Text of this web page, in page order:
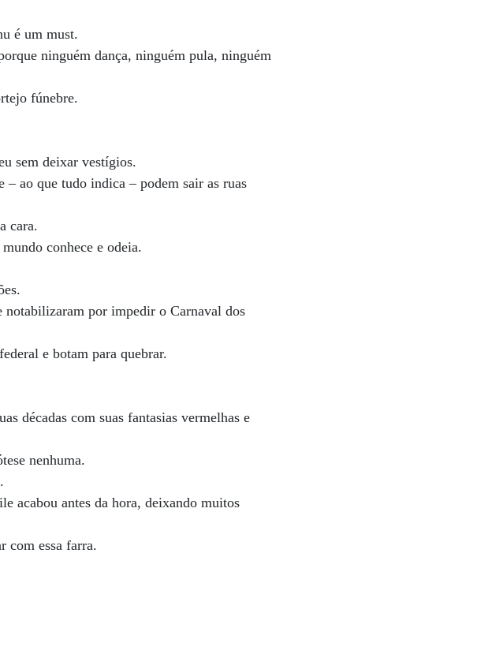
é um must.
ninguém dança, ninguém pula, ninguém
fúnebre.
sem deixar vestígios.
– ao que tudo indica – podem sair as ruas
cara.
conhece e odeia.
por impedir o Carnaval dos
e botam para quebrar.
décadas com suas fantasias vermelhas e
nenhuma.
acabou antes da hora, deixando muitos
com essa farra.